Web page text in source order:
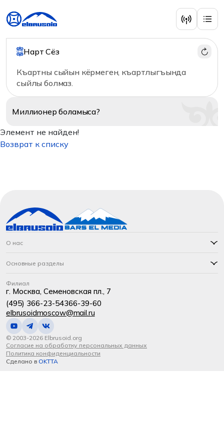
Нарт Сёз
Къартны сыйын кёрмеген, къартлыгъында
сыйлы болмаз.
Миллионерболамыса?
Элемент не найден!
Возврат к списку
О нас
Основные разделы
Филиал
г. Москва, Семеновская пл., 7
(495) 366-23-54366-39-60
elbrusoidmoscow@mail.ru
© 2003-2026 Elbrusoid.org
Согласие на обработку персональных данных
Политика конфиденциальности
Сделано в OKTTA